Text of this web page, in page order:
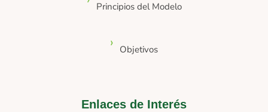
Principios del Modelo
Objetivos
Enlaces de Interés